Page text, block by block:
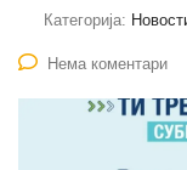
Категорија:
Нема коментари